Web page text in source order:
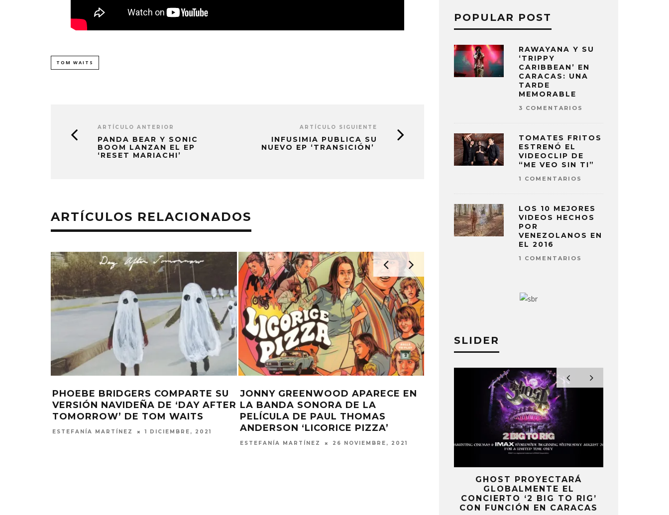
TOM WAITS
ARTÍCULO ANTERIOR
PANDA BEAR Y SONIC
BOOM LANZAN EL EP
‘RESET MARIACHI’
ARTÍCULO SIGUIENTE
INFUSIMIA PUBLICA SU
NUEVO EP ‘TRANSICIÓN’
ARTÍCULOS RELACIONADOS
PHOEBE BRIDGERS COMPARTE SU
VERSIÓN NAVIDEÑA DE ‘DAY AFTER
TOMORROW’ DE TOM WAITS
ESTEFANÍA MARTÍNEZ 1 DICIEMBRE, 2021
JONNY GREENWOOD APARECE EN
LA BANDA SONORA DE LA
PELÍCULA DE PAUL THOMAS
ANDERSON ‘LICORICE PIZZA’
ESTEFANÍA MARTÍNEZ 26 NOVIEMBRE, 2021
TOM WAITS ESTARÁ EN EL ELENCO
DE LA PELÍCULA THE COEN
ARNALDO VALLENILLA 26 JULIO, 2018
POPULAR POST
RAWAYANA Y SU
‘TRIPPY
CARIBBEAN’ EN
CARACAS: UNA
TARDE
MEMORABLE
3 COMENTARIOS
TOMATES FRITOS
ESTRENÓ EL
VIDEOCLIP DE
“ME VEO SIN TI”
1 COMENTARIOS
LOS 10 MEJORES
VIDEOS HECHOS
POR
VENEZOLANOS EN
EL 2016
1 COMENTARIOS
SLIDER
GHOST PROYECTARÁ
GLOBALMENTE EL
CONCIERTO ‘2 BIG TO RIG’
CON FUNCIÓN EN CARACAS